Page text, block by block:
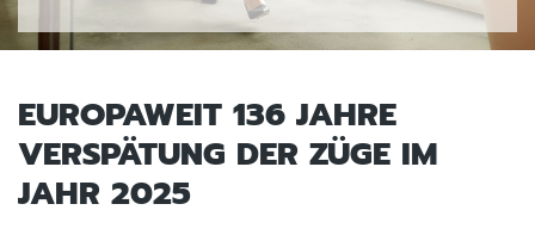
EUROPAWEIT 136 JAHRE
VERSPÄTUNG DER ZÜGE IM
JAHR 2025